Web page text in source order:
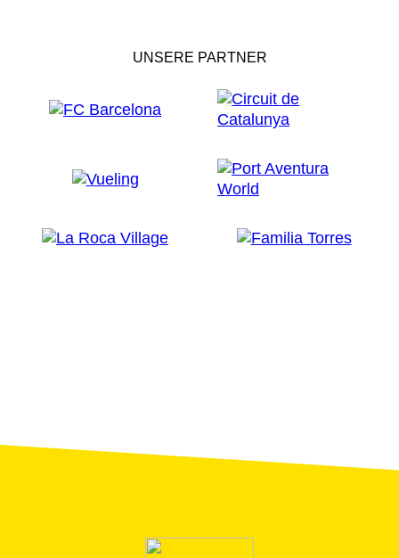
UNSERE PARTNER